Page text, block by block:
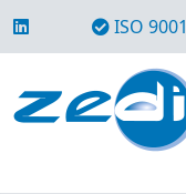
ISO 9001